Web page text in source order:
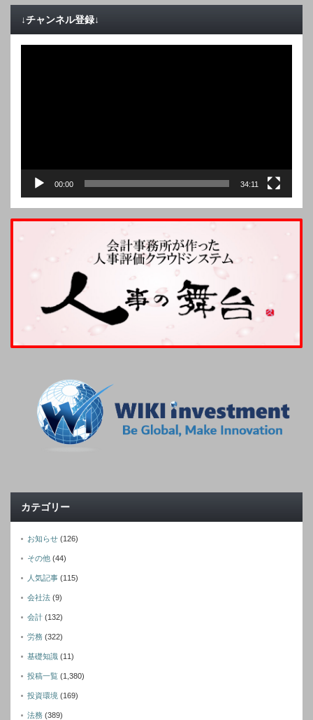
↓チャンネル登録↓
00:00 34:11
カテゴリー
お知らせ (126)
その他 (44)
人気記事 (115)
会社法 (9)
会計 (132)
労務 (322)
基礎知識 (11)
投稿一覧 (1,380)
投資環境 (169)
法務 (389)